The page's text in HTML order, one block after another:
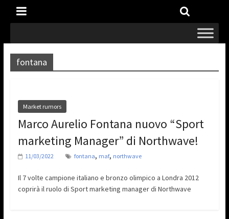
fontana
Market rumors
Marco Aurelio Fontana nuovo “Sport
marketing Manager” di Northwave!
11/03/2022 fontana, maf, northwave
Il 7 volte campione italiano e bronzo olimpico a Londra 2012
coprirà il ruolo di Sport marketing manager di Northwave